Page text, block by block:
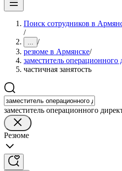
Поиск сотрудников в
/
... /
резюме в Армянске/
заместитель операционного
частичная занятость
заместитель операционного
Резюме